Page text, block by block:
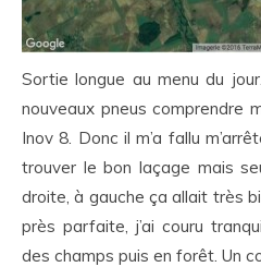
Sortie longue au menu du
nouveaux pneus comprendre
Inov 8. Donc il m’a fallu
trouver le bon laçage mais
droite, à gauche ça allait très
près parfaite, j’ai couru
des champs puis en forêt. Un